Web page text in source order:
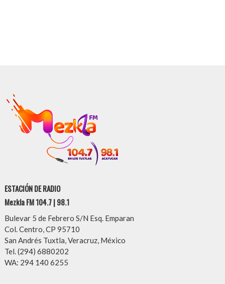
ESTACIÓN DE RADIO
Mezkla FM 104.7 | 98.1
Bulevar 5 de Febrero S/N Esq. Emparan
Col. Centro, CP 95710
San Andrés Tuxtla, Veracruz, México
Tel. (294) 6880202
WA: 294 140 6255